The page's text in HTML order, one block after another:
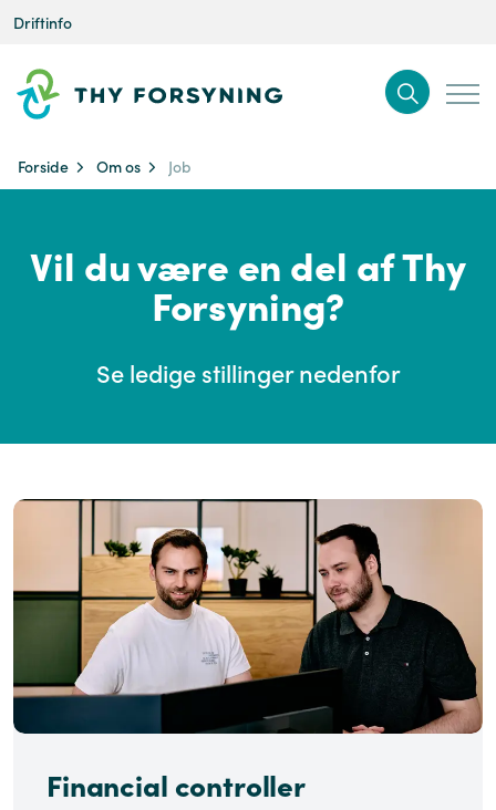
Driftinfo
Forside Om os Job
Vil du være en del af Thy
Forsyning?
Se ledige stillinger nedenfor
Financial controller